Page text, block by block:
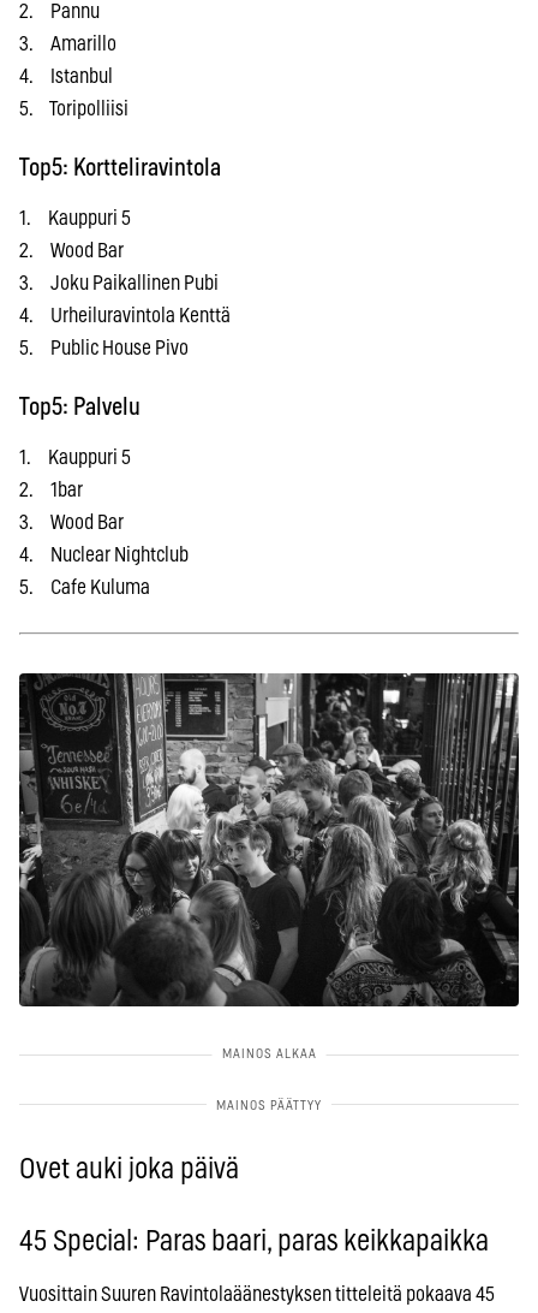
2. Pannu
3. Amarillo
4. Istanbul
5. Toripolliisi
Top5: Kortteliravintola
1. Kauppuri 5
2. Wood Bar
3. Joku Paikallinen Pubi
4. Urheiluravintola Kenttä
5. Public House Pivo
Top5: Palvelu
1. Kauppuri 5
2. 1bar
3. Wood Bar
4. Nuclear Nightclub
5. Cafe Kuluma
Ovet auki joka päivä
45 Special: Paras baari, paras keikkapaikka
Vuosittain Suuren Ravintolaäänestyksen titteleitä pokaava 45